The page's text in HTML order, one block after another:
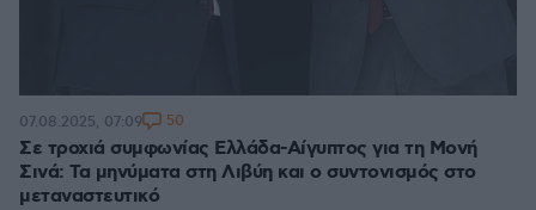
Σε τροχιά συμφωνίας Ελλάδα-Αίγυπτος για τη Μονή
Σινά: Τα μηνύματα στη Λιβύη και ο συντονισμός στο
μεταναστευτικό
07.08.2025, 07:09 50